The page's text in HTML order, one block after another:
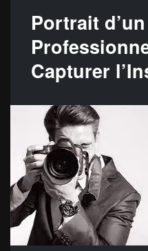
Portrait
Capturer